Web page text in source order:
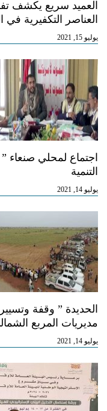
العميد سريع يكشف
العناصر التكفيرية في
يوليو 15, 2021
اجتماع لمحلي صنعاء
التنمية
يوليو 14, 2021
الحديدة ” وقفة
مديريات المربع
يوليو 14, 2021